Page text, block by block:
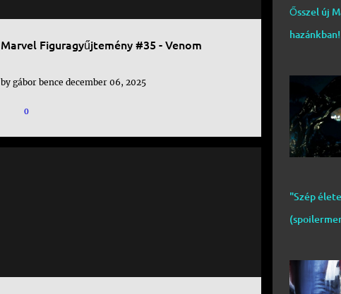
Marvel Figuragyűjtemény #35 - Venom
by gábor bence december 06, 2025
0
Ősszel új
hazánkban!
"Szép